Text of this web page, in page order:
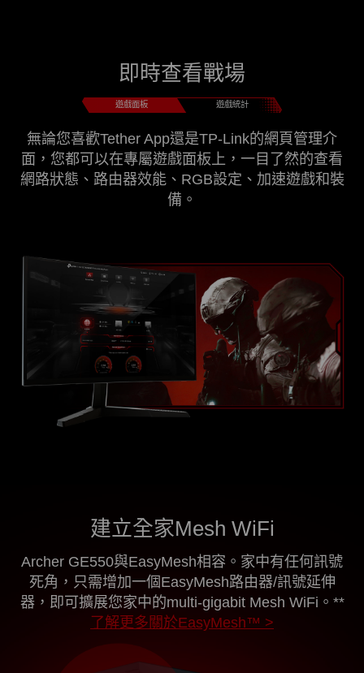
即時查看戰場
遊戲面板 遊戲統計
無論您喜歡Tether App還是TP-Link的網頁管理介
面，您都可以在專屬遊戲面板上，一目了然的查看
網路狀態、路由器效能、RGB設定、加速遊戲和裝
備。
建立全家Mesh WiFi
Archer GE550與EasyMesh相容。家中有任何訊號
死角，只需增加一個EasyMesh路由器/訊號延伸
器，即可擴展您家中的multi-gigabit Mesh WiFi。 **
了解更多關於EasyMesh™ >